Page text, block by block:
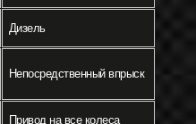
Дизель
Непосредственный впрыск
Привод на все колеса